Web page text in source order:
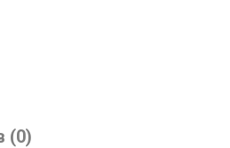
(0)